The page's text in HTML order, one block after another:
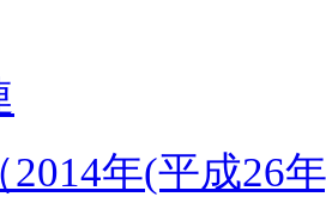
2014年(平成26